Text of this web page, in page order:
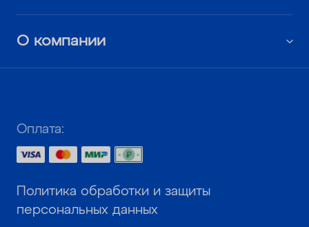
О компании
Оплата:
Политика обработки и защиты
персональных данных